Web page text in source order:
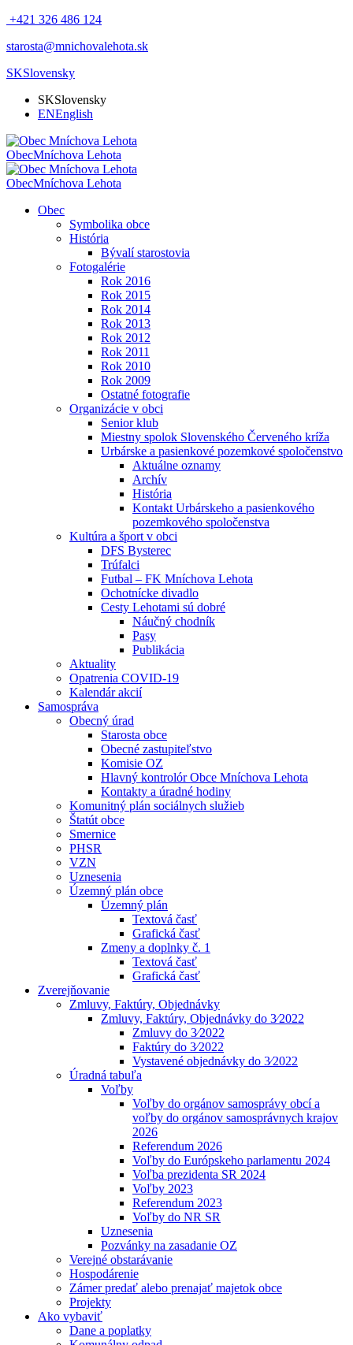
+421 326 486 124
starosta@mnichovalehota.sk
SKSlovensky
SKSlovensky
ENEnglish
ObecMníchova Lehota
ObecMníchova Lehota
Obec
Symbolika obce
História
Bývalí starostovia
Fotogalérie
Rok 2016
Rok 2015
Rok 2014
Rok 2013
Rok 2012
Rok 2011
Rok 2010
Rok 2009
Ostatné fotografie
Organizácie v obci
Senior klub
Miestny spolok Slovenského Červeného kríža
Urbárske a pasienkové pozemkové spoločenstvo
Aktuálne oznamy
Archív
História
Kontakt Urbárskeho a pasienkového
pozemkového spoločenstva
Kultúra a šport v obci
DFS Bysterec
Trúfalci
Futbal – FK Mníchova Lehota
Ochotnícke divadlo
Cesty Lehotami sú dobré
Náučný chodník
Pasy
Publikácia
Aktuality
Opatrenia COVID-19
Kalendár akcií
Samospráva
Obecný úrad
Starosta obce
Obecné zastupiteľstvo
Komisie OZ
Hlavný kontrolór Obce Mníchova Lehota
Kontakty a úradné hodiny
Komunitný plán sociálnych služieb
Štatút obce
Smernice
PHSR
VZN
Uznesenia
Územný plán obce
Územný plán
Textová časť
Grafická časť
Zmeny a doplnky č. 1
Textová časť
Grafická časť
Zverejňovanie
Zmluvy, Faktúry, Objednávky
Zmluvy, Faktúry, Objednávky do 3⁄2022
Zmluvy do 3⁄2022
Faktúry do 3⁄2022
Vystavené objednávky do 3⁄2022
Úradná tabuľa
Voľby
Voľby do orgánov samosprávy obcí a
voľby do orgánov samosprávnych krajov
2026
Referendum 2026
Voľby do Európskeho parlamentu 2024
Voľba prezidenta SR 2024
Voľby 2023
Referendum 2023
Voľby do NR SR
Uznesenia
Pozvánky na zasadanie OZ
Verejné obstarávanie
Hospodárenie
Zámer predať alebo prenajať majetok obce
Projekty
Ako vybaviť
Dane a poplatky